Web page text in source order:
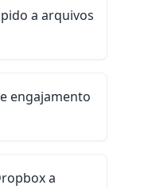
a arquivos
engajamento
a